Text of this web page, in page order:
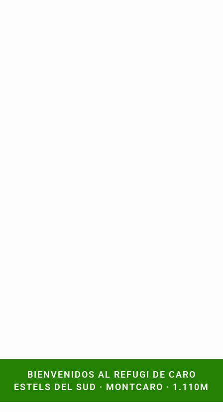
BIENVENIDOS AL REFUGI DE CARO
ESTELS DEL SUD · MONTCARO · 1.110M
BIENVENIDOS AL REFUGI DE CARO
ESTELS DEL SUD · MONTCARO · 1.110M